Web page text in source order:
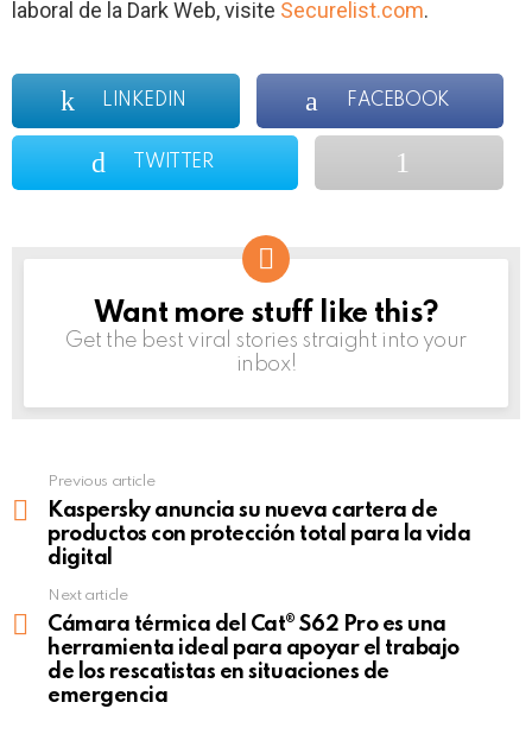
laboral de la Dark Web, visite Securelist.com.
LINKEDIN FACEBOOK
TWITTER
NEWSLETTER
Want more stuff like this?
Get the best viral stories straight into your
inbox!
more
Previous article
Kaspersky anuncia su nueva cartera de
productos con protección total para la vida
digital
Next article
Cámara térmica del Cat® S62 Pro es una
herramienta ideal para apoyar el trabajo
de los rescatistas en situaciones de
emergencia